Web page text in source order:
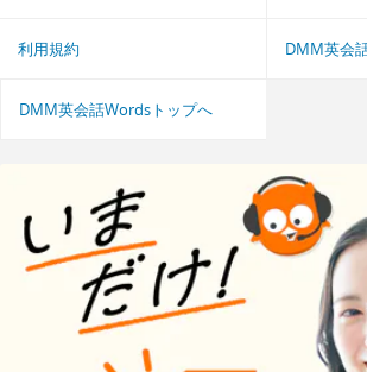
利用規約 DMM英会
DMM英会話Wordsトップへ